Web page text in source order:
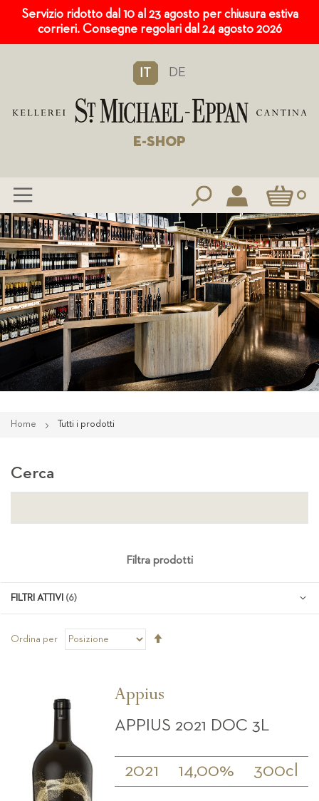
Servizio ridotto dal 10 al 23 agosto per chiusura estiva
corrieri. Consegne regolari dal 24 agosto 2026
IT DE
E-SHOP
Carrello0
Salta
al
contenuto
Home Tutti i prodotti
Ordina per
Appius
APPIUS 2021 DOC 3L
2021 14,00% 300cl
Cerca
Filtra prodotti
FILTRI ATTIVI